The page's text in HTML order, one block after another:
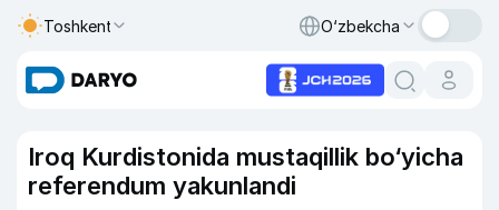
Toshkent O‘zbekcha
Iroq Kurdistonida mustaqillik bo‘yicha
referendum yakunlandi